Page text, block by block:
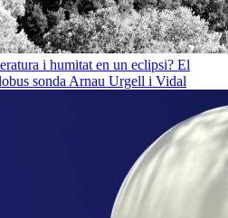
i humitat en un eclipsi? El
sonda Arnau Urgell i Vidal